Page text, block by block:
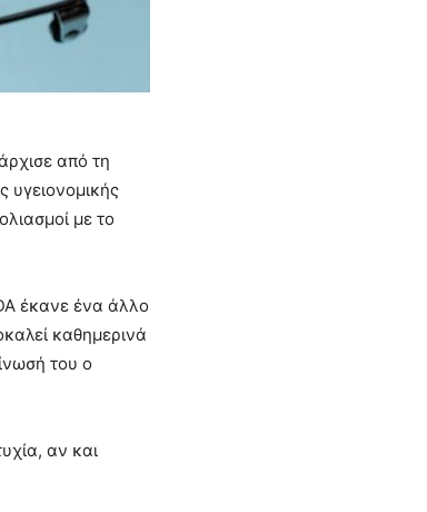
από τη
υγειονομικής
με το
έκανε ένα άλλο
καθημερινά
του ο
αν και